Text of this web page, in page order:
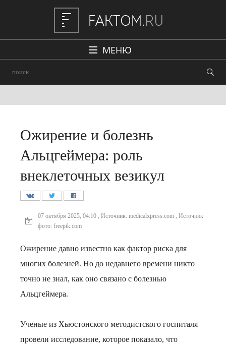
МЕНЮ
Авто
Ожирение и болезнь
Альцгеймера: роль
внеклеточных везикул
07 октября 2025, 04:10 , Источник: medicalxpress.com , Источник
фото: freepik.com
Ожирение давно известно как фактор риска для
многих болезней. Но до недавнего времени никто
точно не знал, как оно связано с болезнью
Альцгеймера.
Ученые из Хьюстонского методистского госпиталя
провели исследование, которое показало, что